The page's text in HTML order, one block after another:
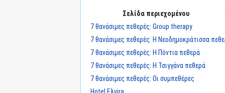
Σελίδα περιεχομένου
7 θανάσιμες πεθερές: Group therapy
7 θανάσιμες πεθερές: Η Νεοδημοκράτισσα
7 θανάσιμες πεθερές: Η Πόντια πεθερά
7 θανάσιμες πεθερές: Η Τσιγγάνα πεθερά
7 θανάσιμες πεθερές: Οι συμπεθέρες
Hotel Ελvira